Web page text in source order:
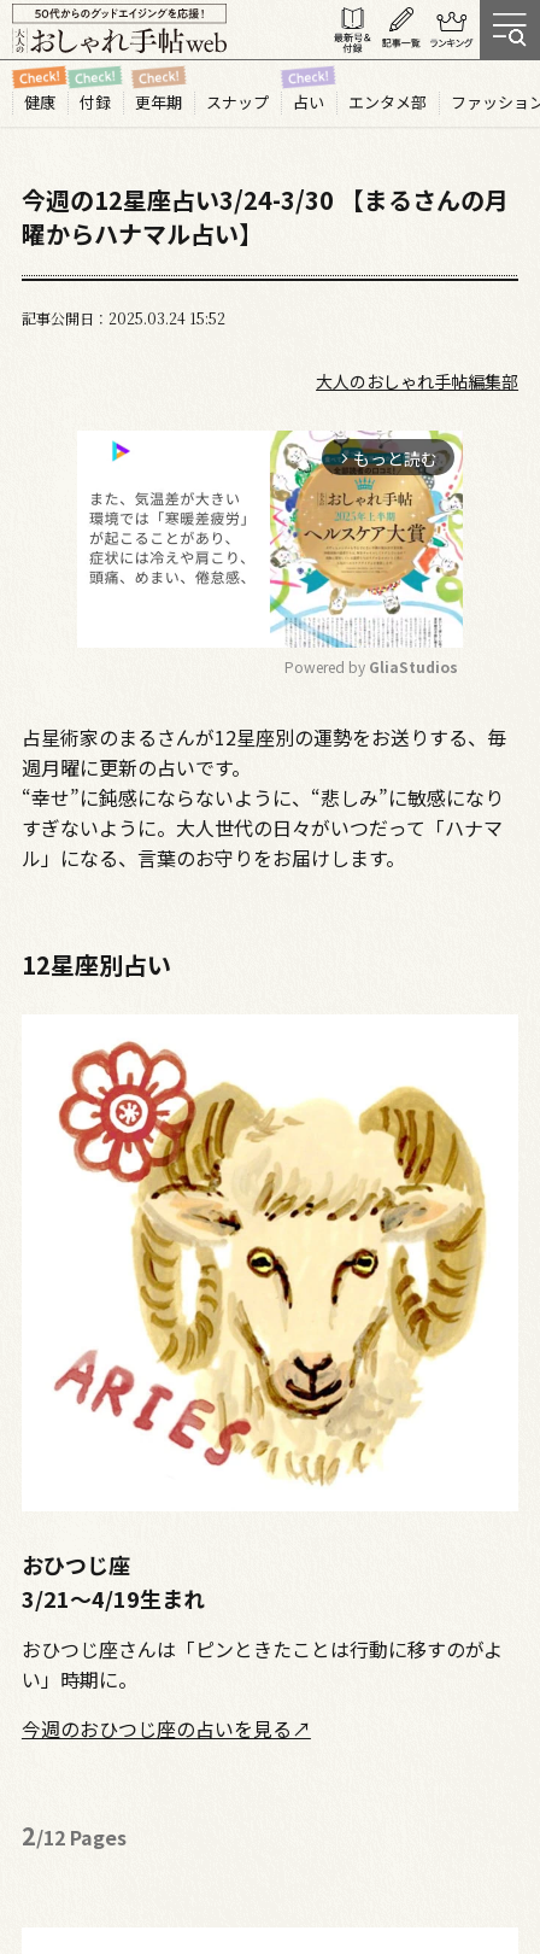
健康 付録 更年期 スナップ 占い エンタメ部 ファッショ
今週の12星座占い3/24-3/30 【まるさんの月
曜からハナマル占い】
記事公開日 2025.03 2415:52
大人のおしゃれ手帖編集部
arrow_forward_ios もっと読む
u
e
Powered by GliaStudios
占星術家のまるさんが12星座別の運勢をお送りする、毎
週月曜に更新の占いです。
“幸せ”に鈍感にならないように、“悲しみ”に敏感になり
すぎないように。大人世代の日々がいつだって「ハナマ
ル」になる、言葉のお守りをお届けします。
12星座別占い
おひつじ座
3/21～4/19生まれ
おひつじ座さんは「ピンときたことは行動に移すのがよ
い」時期に。
今週のおひつじ座の占いを見る↗
2/12 Pages